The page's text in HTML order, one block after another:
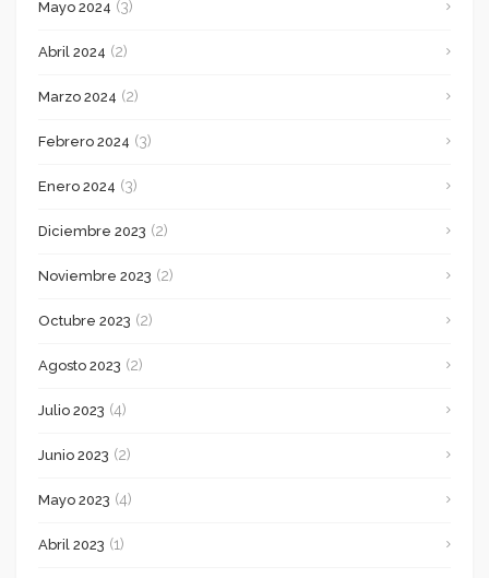
Mayo 2024 (3)
Abril 2024 (2)
Marzo 2024 (2)
Febrero 2024 (3)
Enero 2024 (3)
Diciembre 2023 (2)
Noviembre 2023 (2)
Octubre 2023 (2)
Agosto 2023 (2)
Julio 2023 (4)
Junio 2023 (2)
Mayo 2023 (4)
Abril 2023 (1)